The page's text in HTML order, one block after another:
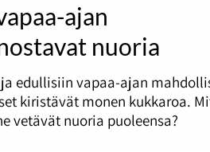
ajan
nuoria
edullisiin vapaa-ajan
kiristävät monen kukkaroa.
vetävät nuoria puoleensa?